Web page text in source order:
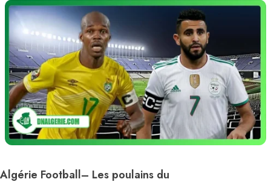
Algérie Football– Les poulains du